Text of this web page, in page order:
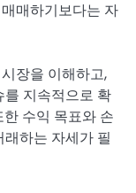
매하기보다는 자
장을 이해하고,
지속적으로 확
수익 목표와 손
하는 자세가 필